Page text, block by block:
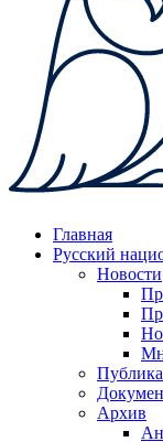
Главная
Русский
Новости
Архив